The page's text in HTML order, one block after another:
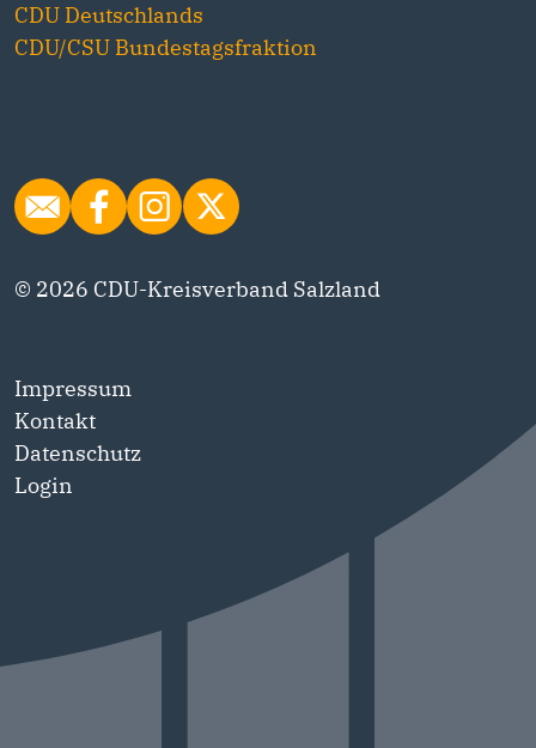
CDU Deutschlands
CDU/CSU Bundestagsfraktion
© 2026 CDU-Kreisverband Salzland
Impressum
Kontakt
Datenschutz
Login